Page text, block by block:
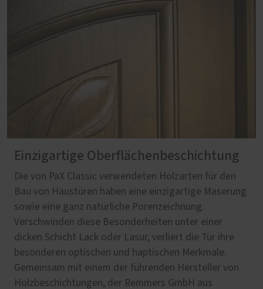
Einzigartige Oberflächenbeschichtung
Die von PaX Classic verwendeten Holzarten für den
Bau von Haustüren haben eine einzigartige Maserung
sowie eine ganz natürliche Porenzeichnung.
Verschwinden diese Besonderheiten unter einer
dicken Schicht Lack oder Lasur, verliert die Tür ihre
besonderen optischen und haptischen Merkmale.
Gemeinsam mit einem der führenden Hersteller von
Holzbeschichtungen, der Remmers GmbH aus